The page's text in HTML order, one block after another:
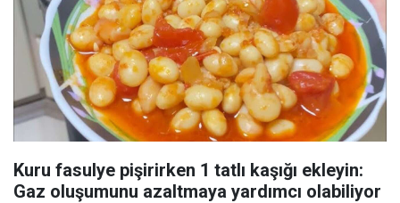
Kuru fasulye pişirirken 1 tatlı kaşığı ekleyin:
Gaz oluşumunu azaltmaya yardımcı olabiliyor